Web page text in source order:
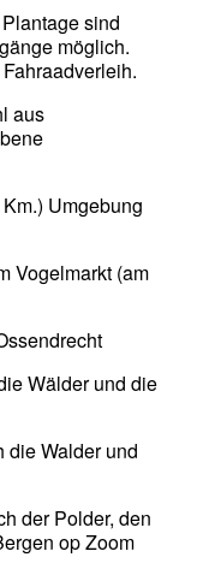
sind
möglich.
aus
Umgebung
Vogelmarkt (am
Wälder und die
die Walder und
der Polder, den
op Zoom